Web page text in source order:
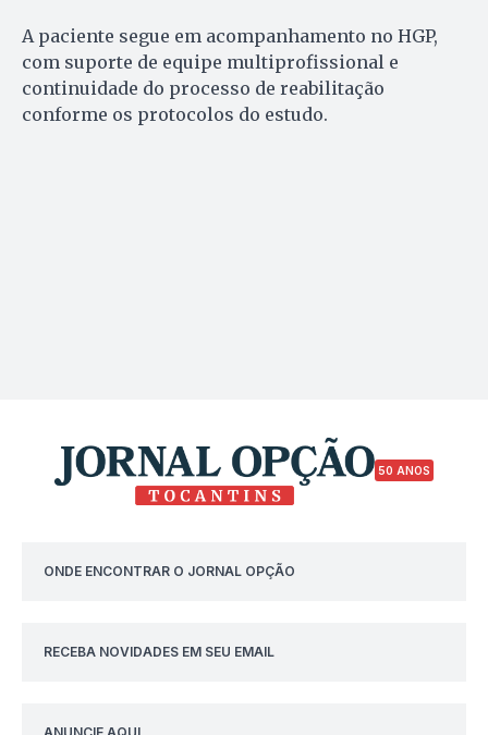
A paciente segue em acompanhamento no HGP,
com suporte de equipe multiprofissional e
continuidade do processo de reabilitação
conforme os protocolos do estudo.
50 ANOS
ONDE ENCONTRAR O JORNAL OPÇÃO
RECEBA NOVIDADES EM SEU EMAIL